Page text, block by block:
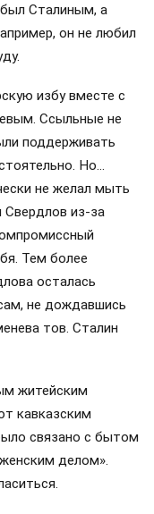
Сталиным, а
он не любил
избу вместе с
Ссыльные не
поддерживать
Но…
не желал мыть
Свердлов из-за
Тем более
осталась
не дождавшись
тов. Сталин
житейским
кавказским
связано с бытом
делом».